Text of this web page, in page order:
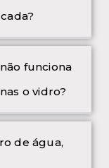
funciona
o vidro?
de água,